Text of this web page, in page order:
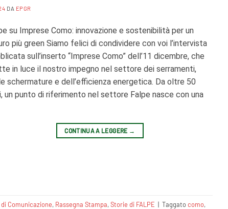
DA EPGR
su Imprese Como: innovazione e sostenibilità per un
più green Siamo felici di condividere con voi l’intervista
sull’inserto “Imprese Como” dell’11 dicembre, che
in luce il nostro impegno nel settore dei serramenti,
schermature e dell’efficienza energetica. Da oltre 50
un punto di riferimento nel settore Falpe nasce con una
CONTINUA A LEGGERE →
Comunicazione, Rassegna Stampa,Storie di FALPE | Taggatocomo,